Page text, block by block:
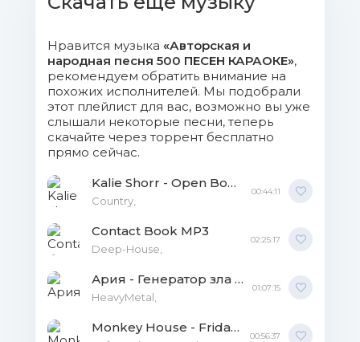
Нравится музыка «Авторская и
народная песня 500 ПЕСЕН КАРАОКЕ»,
рекомендуем обратить внимание на
похожих исполнителей. Мы подобрали
этот плейлист для вас, возможно вы уже
слышали некоторые песни, теперь
скачайте через торрент бесплатно
прямо сейчас.
Kalie Shorr - Open Book MP3
Country,
00:44:11
Contact Book MP3
Deep-House,
02:25:17
Ария - Генератор зла FLAC
HeavyMetal,
01:07:15
Monkey House - Friday MP3
00:56:37